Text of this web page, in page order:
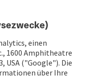
einen
1600 Amphitheatre
USA ("Google"). Die
über Ihre